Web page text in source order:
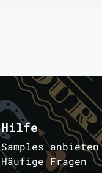
Hilfe
Samples anbieten
Häufige Fragen